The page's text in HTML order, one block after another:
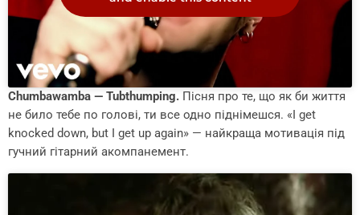
Chumbawamba — Tubthumping. Пісня про те, що як би життя
не било тебе по голові, ти все одно піднімешся. «I get
knocked down, but I get up again» — найкраща мотивація під
гучний гітарний акомпанемент.